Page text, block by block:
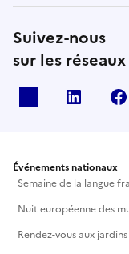
Suivez-nous
sur les
Événements nationaux
Semaine de la langue
Nuit européenne des
Rendez-vous aux jardins